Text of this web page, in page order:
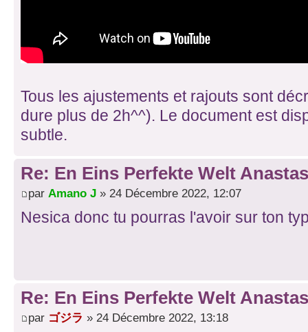
Tous les ajustements et rajouts sont
dure plus de 2h^^). Le document est
subtle.
Re: En Eins Perfekte Welt
par Amano J » 24 Décembre 2022, 12:07
Nesica donc tu pourras l'avoir sur ton
Re: En Eins Perfekte Welt
par ゴジラ » 24 Décembre 2022, 13:18